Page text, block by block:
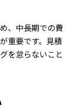
、中長期での費
重要です。見積
を怠らないこと